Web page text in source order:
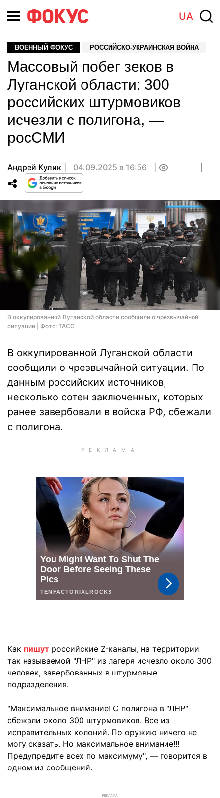
UA
ВОЕННЫЙ ФОКУС РОССИЙСКО-УКРАИНСКАЯ ВОЙНА
Массовый побег зеков в
Луганской области: 300
российских штурмовиков
исчезли с полигона, —
росСМИ
Андрей Кулик 04.09.2025 в 16:56
В оккупированной Луганской области сообщили о чрезвычайной
ситуации | Фото: ТАСС
В оккупированной Луганской области
сообщили о чрезвычайной ситуации. По
данным российских источников,
несколько сотен заключенных, которых
ранее завербовали в войска РФ, сбежали
с полигона.
Как пишут российские Z-каналы, на территории
так называемой "ЛНР" из лагеря исчезло около 300
человек, завербованных в штурмовые
подразделения.
"Максимальное внимание! С полигона в "ЛНР"
сбежали около 300 штурмовиков. Все из
исправительных колоний. По оружию ничего не
могу сказать. Но максимальное внимание!!!
Предупредите всех по максимуму", — говорится в
одном из сообщений.
РЕКЛАМА